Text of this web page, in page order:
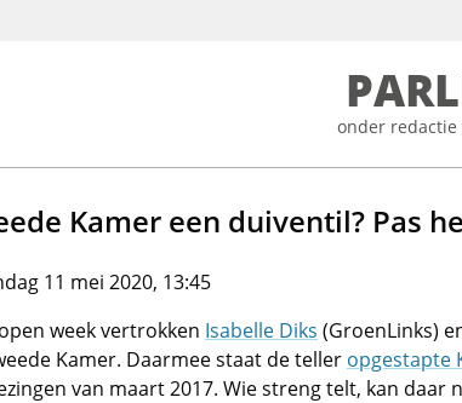
verbergen
onder redactie
Kamer een duiventil? Pas
11 mei 2020, 13:45
week vertrokken Isabelle Diks (GroenLinks)
Kamer. Daarmee staat de teller opgestapte
van maart 2017. Wie streng telt, kan daar